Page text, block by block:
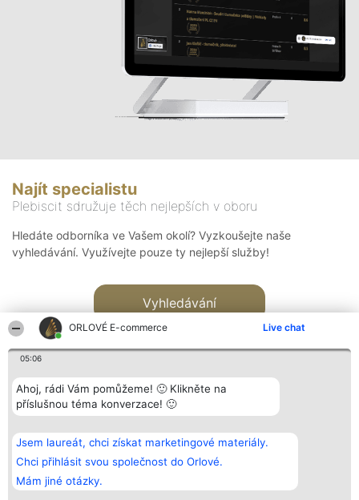
ORLOVÉ E-commerce Live chat
05:06
Ahoj, rádi Vám pomůžeme! 🙂 Klikněte na
příslušnou téma konverzace! 🙂
Jsem laureát, chci získat marketingové materiály.
Chci přihlásit svou společnost do Orlové.
Mám jiné otázky.
Najít specialistu
Plebiscit sdružuje těch nejlepších v oboru
Hledáte odborníka ve Vašem okolí? Vyzkoušejte naše
vyhledávání. Využívejte pouze ty nejlepší služby!
Vyhledávání
Bright Side Solutions sp. z o.
o. sp. k.
ul. Ruska 22
Wrocław 50-079
KRS 0000749100 | Regon
381313360 | NIP 8943132676
Vítězové
Seznam všech
laureátů
Zásady
Zásady
Kontakt